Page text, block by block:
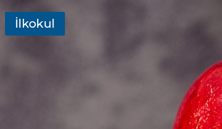
İlkokul